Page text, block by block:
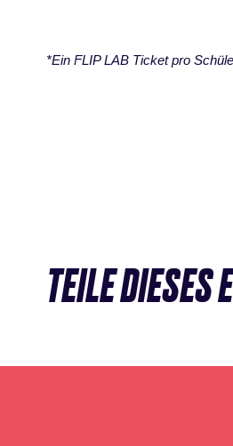
*Ein FLIP LAB Ticket pro
TEILE DIESES